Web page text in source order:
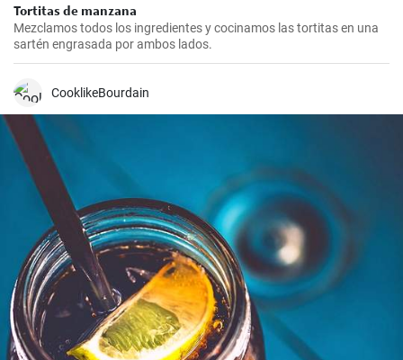
Tortitas de manzana
Mezclamos todos los ingredientes y cocinamos las tortitas en una
sartén engrasada por ambos lados.
CooklikeBourdain